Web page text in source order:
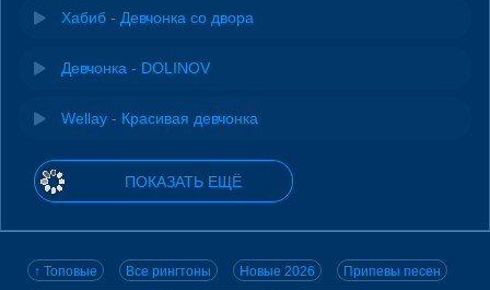
Хабиб - Девчонка со двора
Девчонка - DOLINOV
Wellay - Красивая девчонка
ПОКАЗАТЬ ЕЩЁ
↑ Топовые Все рингтоны Новые 2026 Припевы песен